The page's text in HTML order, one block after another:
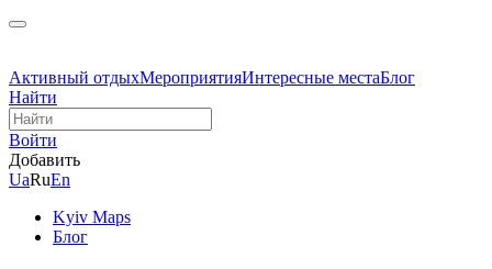
Активный отдыхМероприятияИнтересные местаБлог
Найти
Войти
Добавить
UaRuEn
Kyiv Maps
Блог